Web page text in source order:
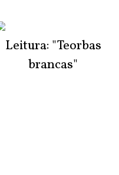
Leitura: "Teorbas
brancas"